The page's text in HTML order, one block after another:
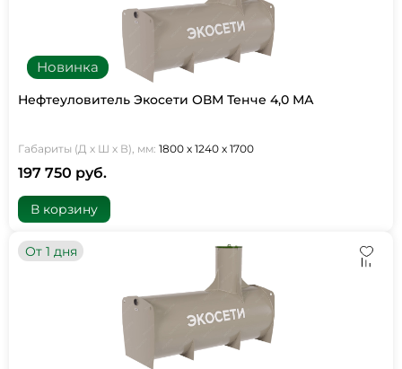
Новинка
Нефтеуловитель Экосети ОВМ Тенче 4,0 МА
Габариты (Д х Ш х В), мм: 1800 х 1240 х 1700
197 750 руб.
В корзину
От 1 дня